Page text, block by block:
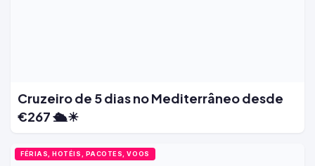
Cruzeiro de 5 dias no Mediterrâneo desde
€267 🛳️☀
FÉRIAS, HOTÉIS, PACOTES, VOOS